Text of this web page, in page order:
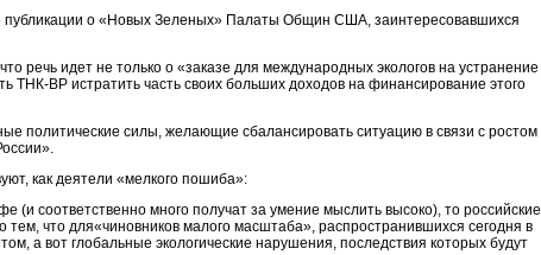
публикации о «Новых Зеленых» Палаты Общин США, заинтересовавшихся
речь идет не только о «заказе для международных экологов на устранение
ТНК-ВР истратить часть своих больших доходов на финансирование этого
политические силы, желающие сбалансировать ситуацию в связи с ростом
как деятели «мелкого пошиба»:
(и соответственно много получат за умение мыслить высоко), то российские
тем, что для«чиновников малого масштаба», распространившихся сегодня в
а вот глобальные экологические нарушения, последствия которых будут